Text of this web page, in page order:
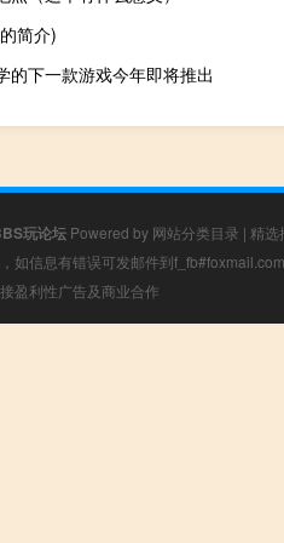
简介)
的下一款游戏今年即将推出
玩论坛 Powered by 网站分类目录 | 精选
如信息有错误可发邮件到
盈利性广告及商业合作